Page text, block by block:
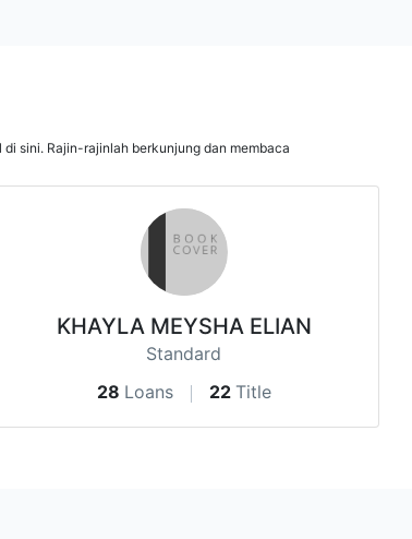
sini. Rajin-rajinlah berkunjung dan membaca
KHAYLA MEYSHA ELIAN
Standard
28 Loans 22 Title